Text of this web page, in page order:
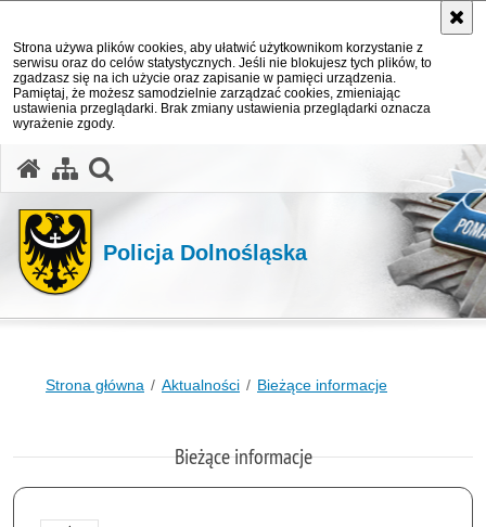
Strona używa plików cookies, aby ułatwić użytkownikom korzystanie z
serwisu oraz do celów statystycznych. Jeśli nie blokujesz tych plików, to
zgadzasz się na ich użycie oraz zapisanie w pamięci urządzenia.
Pamiętaj, że możesz samodzielnie zarządzać cookies, zmieniając
ustawienia przeglądarki. Brak zmiany ustawienia przeglądarki oznacza
wyrażenie zgody.
Policja Dolnośląska
Strona główna Aktualności Bieżące informacje
Bieżące informacje